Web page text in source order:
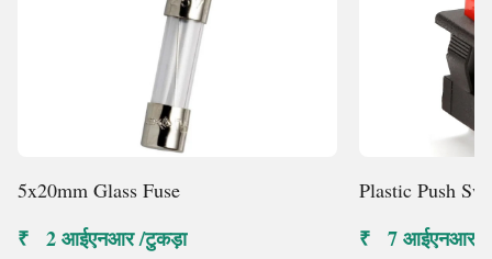
5x20mm Glass Fuse
₹ 2 आईएनआर /टुकड़ा
Plastic Push
₹ 7 आईएनआर /